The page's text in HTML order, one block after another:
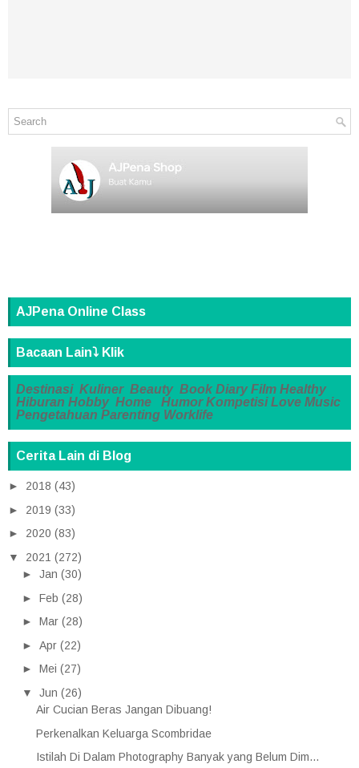
AJPena Online Class
Bacaan Lain⤵️ Klik
Destinasi Kuliner Beauty Book Diary Film Healthy
Hiburan Hobby Home Humor Kompetisi Love Music
Pengetahuan Parenting Worklife
Cerita Lain di Blog
► 2018 (43)
► 2019 (33)
► 2020 (83)
▼
2021 (272)
► Jan (30)
► Feb (28)
► Mar (28)
► Apr (22)
► Mei (27)
▼
Jun (26)
Air Cucian Beras Jangan Dibuang!
Perkenalkan Keluarga Scombridae
Istilah Di Dalam Photography Banyak yang Belum Dim...